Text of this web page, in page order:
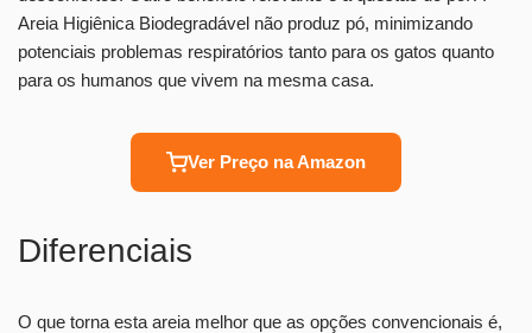
Areia Higiênica Biodegradável não produz pó, minimizando
potenciais problemas respiratórios tanto para os gatos quanto
para os humanos que vivem na mesma casa.
Ver Preço na Amazon
Diferenciais
O que torna esta areia melhor que as opções convencionais é,